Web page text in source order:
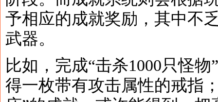
予相应的成就奖励，其中不
武器。
比如，完成“击杀1000只怪
得一枚带有攻击属性的戒指